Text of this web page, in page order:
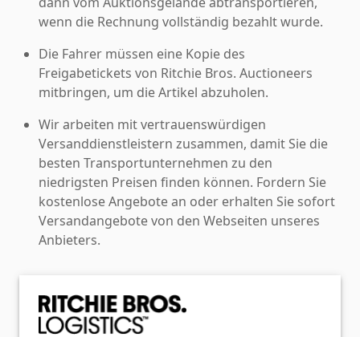
wenn die Rechnung vollständig bezahlt wurde.
Die Fahrer müssen eine Kopie des
Freigabetickets von Ritchie Bros. Auctioneers
mitbringen, um die Artikel abzuholen.
Wir arbeiten mit vertrauenswürdigen
Versanddienstleistern zusammen, damit Sie die
besten Transportunternehmen zu den
niedrigsten Preisen finden können. Fordern Sie
kostenlose Angebote an oder erhalten Sie sofort
Versandangebote von den Webseiten unseres
Anbieters.